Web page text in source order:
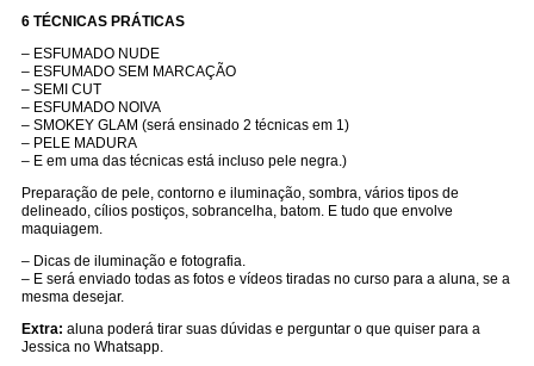
6 TÉCNICAS PRÁTICAS
– ESFUMADO NUDE
– ESFUMADO SEM MARCAÇÃO
– SEMI CUT
– ESFUMADO NOIVA
– SMOKEY GLAM (será ensinado 2 técnicas em 1)
– PELE MADURA
– E em uma das técnicas está incluso pele negra.)
Preparação de pele, contorno e iluminação, sombra, vários tipos de
delineado, cílios postiços, sobrancelha, batom. E tudo que envolve
maquiagem.
– Dicas de iluminação e fotografia.
– E será enviado todas as fotos e vídeos tiradas no curso para a aluna, se a
mesma desejar.
Extra: aluna poderá tirar suas dúvidas e perguntar o que quiser para a
Jessica no Whatsapp.